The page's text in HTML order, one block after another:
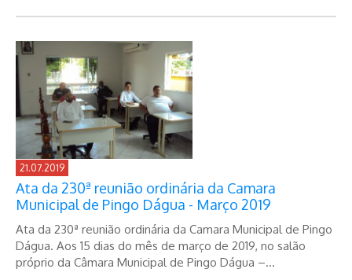
21.07.2019
Ata da 230ª reunião ordinária da Camara
Municipal de Pingo Dágua - Março 2019
Ata da 230ª reunião ordinária da Camara Municipal de Pingo
Dágua. Aos 15 dias do mês de março de 2019, no salão
próprio da Câmara Municipal de Pingo Dágua –...